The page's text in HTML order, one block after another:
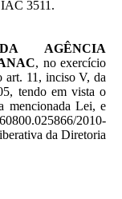
3511.
AGÊNCIA
, no exercício
art. 11, inciso V, da
tendo em vista o
mencionada Lei, e
2010-
da Diretoria